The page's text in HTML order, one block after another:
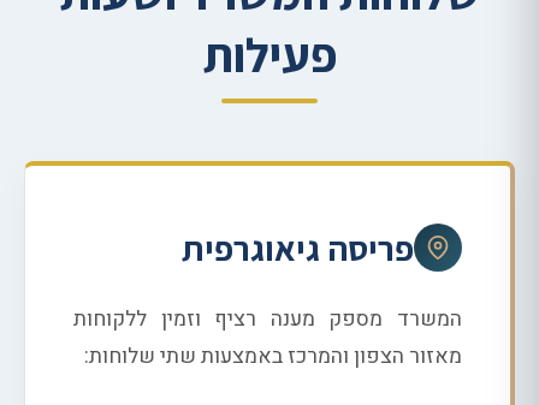
פעילות
פריסה גיאוגרפית
המשרד מספק מענה רציף וזמין ללקוחות
מאזור הצפון והמרכז באמצעות שתי שלוחות: